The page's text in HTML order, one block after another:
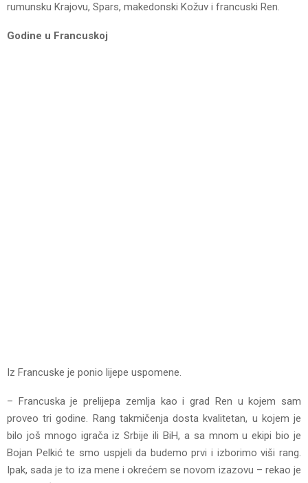
rumunsku Krajovu, Spars, makedonski Kožuv i francuski Ren.
Godine u Francuskoj
Iz Francuske je ponio lijepe uspomene.
– Francuska je prelijepa zemlja kao i grad Ren u kojem sam
proveo tri godine. Rang takmičenja dosta kvalitetan, u kojem je
bilo još mnogo igrača iz Srbije ili BiH, a sa mnom u ekipi bio je
Bojan Pelkić te smo uspjeli da budemo prvi i izborimo viši rang.
Ipak, sada je to iza mene i okrećem se novom izazovu – rekao je